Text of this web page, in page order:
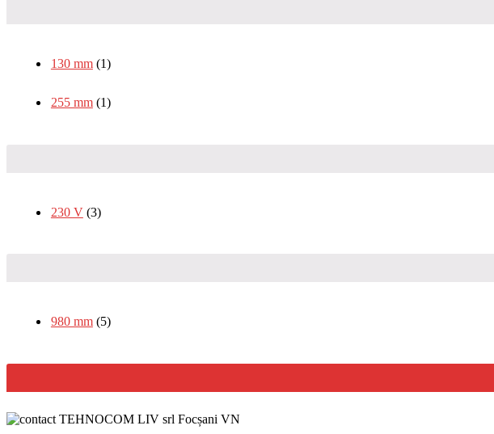
130 mm (1)
255 mm (1)
230 V (3)
980 mm (5)